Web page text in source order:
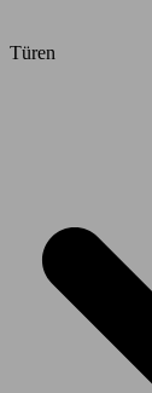
Türen